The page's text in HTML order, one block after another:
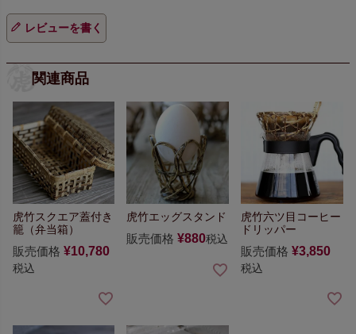
レビューを書く
関連商品
虎竹スクエア蓋付き
籠（弁当箱）
販売価格 ¥10,780
税込
虎竹エッグスタンド
販売価格 ¥880税込
虎竹六ツ目コーヒー
ドリッパー
販売価格 ¥3,850
税込